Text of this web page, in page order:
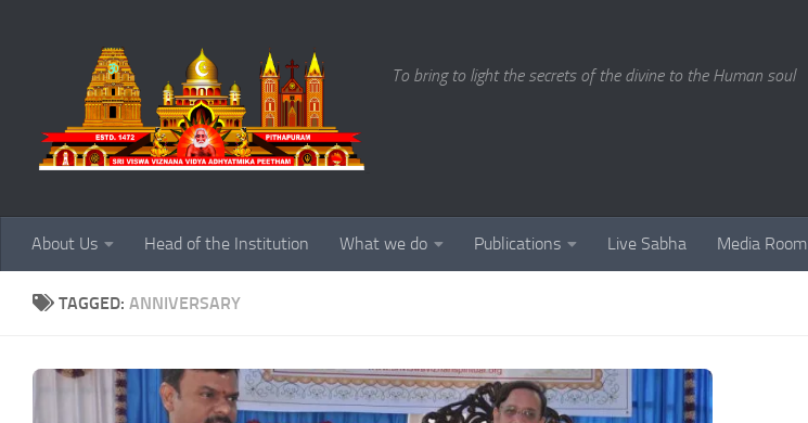
To bring to light the secrets of the divine to the Human soul
About Us Head of the Institution What we do Publications Live Sabha Media Room
TAGGED: ANNIVERSARY